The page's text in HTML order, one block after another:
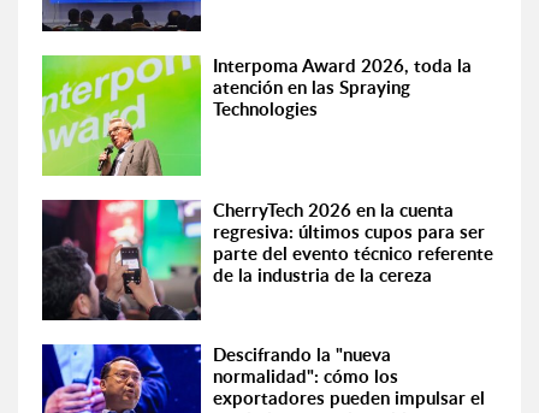
Interpoma Award 2026, toda la
atención en las Spraying
Technologies
CherryTech 2026 en la cuenta
regresiva: últimos cupos para ser
parte del evento técnico referente
de la industria de la cereza
Descifrando la "nueva
normalidad": cómo los
exportadores pueden impulsar el